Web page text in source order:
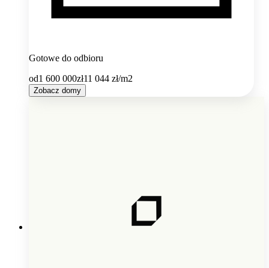
Gotowe do odbioru
od1 600 000zł11 044 zł/m2
Zobacz domy